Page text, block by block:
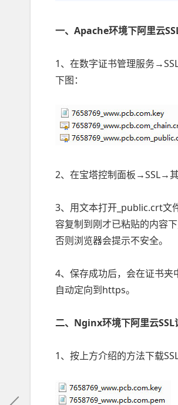
一、Apache环境下阿里云
1、在数字证书管理服务
下图：
2、在宝塔控制面板→SSL→其
3、用文本打开_public.crt文
容复制到刚才已粘贴的内容
否则浏览器会提示不安全。
4、保存成功后，会在证书
自动定向到https。
二、Nginx环境下阿里云SSL
1、按上方介绍的方法下载